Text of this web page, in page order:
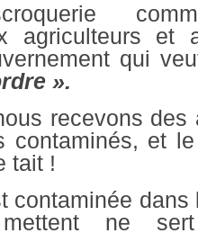
agriculteurs et
qui
».
recevons des
contaminés, et
tait !
contaminée
mettent ne